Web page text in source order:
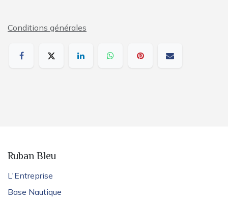
Conditions générales
Ruban Bleu
L'Entreprise
Base Nautique